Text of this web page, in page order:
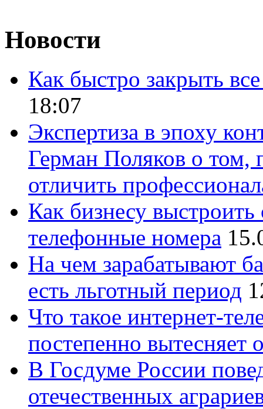
Новости
Как быстро закрыть
18:07
Экспертиза в эпоху
Герман Поляков о том,
отличить
Как бизнесу
телефонные номера
На чем зарабатывают
есть льготный период
Что такое интернет-
постепенно вытесняет
В Госдуме России
отечественных